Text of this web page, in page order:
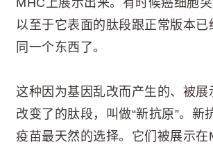
以至于它表面的肽段跟正常版本已
同一个东西了。
这种因为基因乱改而产生的、被展
改变了的肽段，叫做“新抗原”。新
疫苗最天然的选择。它们被展示在